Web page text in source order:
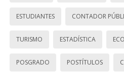
ESTUDIANTES CONTADOR
TURISMO ESTADÍSTICA
POSGRADO POSTÍTULOS